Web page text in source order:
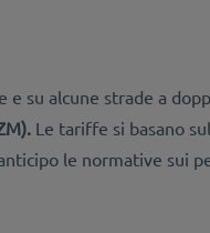
e su alcune strade a
Le tariffe si basano
le normative sui